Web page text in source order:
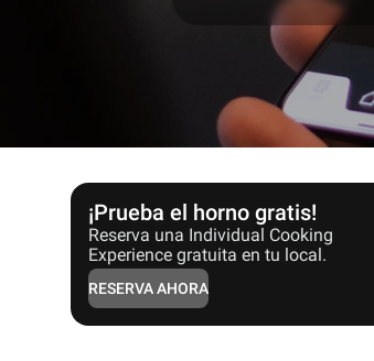
¡Prueba el horno gratis!
Reserva una Individual Cooking
Experience gratuita en tu local.
RESERVA AHORA